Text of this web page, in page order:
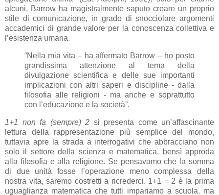
alcuni, Barrow ha magistralmente saputo creare un proprio
stile di comunicazione, in grado di snocciolare argomenti
accademici di grande valore per la conoscenza collettiva e
l’esistenza umana.
“Nella mia vita – ha affermato Barrow – ho posto
grandissima attenzione al tema della
divulgazione scientifica e delle sue importanti
implicazioni con altri saperi e discipline - dalla
filosofia alle religioni - ma anche e soprattutto
con l’educazione e la società”.
1+1 non fa (sempre) 2 si presenta come un’affascinante
lettura della rappresentazione più semplice del mondo,
tuttavia apre la strada a interrogativi che abbracciano non
solo il settore della scienza e matematica, bensì approda
alla filosofia e alla religione. Se pensavamo che la somma
di due unità fosse l’operazione meno complessa della
nostra vita, saremo costretti a ricrederci. 1+1 = 2 è la prima
uguaglianza matematica che tutti impariamo a scuola, ma